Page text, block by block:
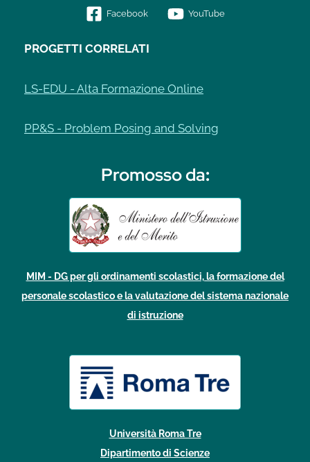
Facebook YouTube
PROGETTI CORRELATI
LS-EDU - Alta Formazione Online
PP&S - Problem Posing and Solving
Promosso da:
MIM - DG per gli ordinamenti scolastici, la formazione del
personale scolastico e la valutazione del sistema nazionale
di istruzione
Università Roma Tre
Dipartimento di Scienze